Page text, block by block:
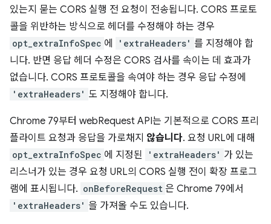
있는지 묻는 CORS 실행 전 요청이 전송됩니다. CORS 프로토
콜을 위반하는 방식으로 헤더를 수정해야 하는 경우
opt_extraInfoSpec 에 'extraHeaders' 를 지정해야 합
니다. 반면 응답 헤더 수정은 CORS 검사를 속이는 데 효과가
없습니다. CORS 프로토콜을 속여야 하는 경우 응답 수정에
'extraHeaders' 도 지정해야 합니다.
Chrome 79부터 webRequest API는 기본적으로 CORS 프리
플라이트 요청과 응답을 가로채지 않습니다. 요청 URL에 대해
opt_extraInfoSpec 에 지정된 'extraHeaders' 가 있는
리스너가 있는 경우 요청 URL의 CORS 실행 전이 확장 프로그
램에 표시됩니다. onBeforeRequest 은 Chrome 79에서
'extraHeaders' 을 가져올 수도 있습니다.